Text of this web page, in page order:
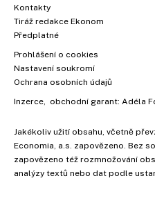
Kontakty
Tiráž redakce Ekonom
Předplatné
Prohlášení o cookies
Nastavení soukromí
Ochrana osobních údajů
Inzerce, obchodní garant: Adéla
Jakékoliv užití obsahu, včetně
Economia, a.s. zapovězeno. Bez
zapovězeno též rozmnožování
analýzy textů nebo dat podle